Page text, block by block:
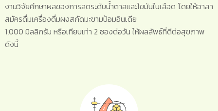
งานวิจัยศึกษาผลของการลดระดับน้ำตาลและไขมันในเลือด โดยให้อาสา
สมัครดื่มเครื่องดื่มผงสกัดมะขามป้อมอินเดีย
1,000 มิลลิกรัม หรือเทียบเท่า 2 ซองต่อวัน ให้ผลลัพธ์ที่ดีต่อสุขภาพ
ดังนี้